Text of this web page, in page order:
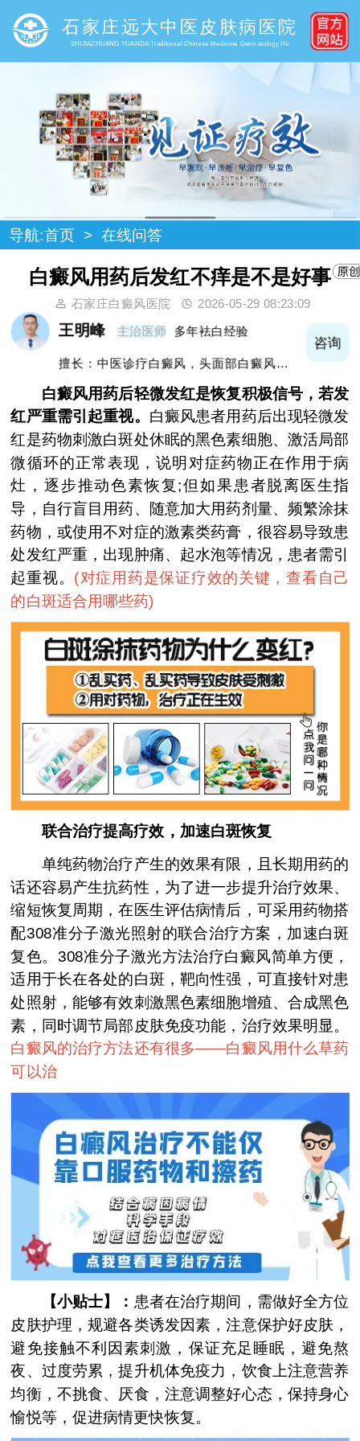
石家庄远大中医皮肤病医院
SHIJIAZHUANG YUANDA Traditional Chinese Medicine Dermatology Ho
导航:首页 > 在线问答
白癜风用药后发红不痒是不是好事
石家庄白癜风医院 2026-05-29 08:23:09
王明峰 主治医师 多年袪白经验
擅长：中医诊疗白癜风，头面部白癜风，青
咨询
白癜风用药后轻微发红是恢复积极信号，若发
红严重需引起重视。 白癜风患者用药后出现轻微发
红是药物刺激白斑处休眠的黑色素细胞、激活局部
微循环的正常表现，说明对症药物正在作用于病
灶，逐步推动色素恢复;但如果患者脱离医生指
导，自行盲目用药、随意加大用药剂量、频繁涂抹
药物，或使用不对症的激素类药膏，很容易导致患
处发红严重，出现肿痛、起水泡等情况，患者需引
起重视。 (对症用药是保证疗效的关键，查看自己
的白斑适合用哪些药)
联合治疗提高疗效，加速白斑恢复
单纯药物治疗产生的效果有限，且长期用药的
话还容易产生抗药性，为了进一步提升治疗效果、
缩短恢复周期，在医生评估病情后，可采用药物搭
配308准分子激光照射的联合治疗方案，加速白斑
复色。308准分子激光方法治疗白癜风简单方便，
适用于长在各处的白斑，靶向性强，可直接针对患
处照射，能够有效刺激黑色素细胞增殖、合成黑色
素，同时调节局部皮肤免疫功能，治疗效果明显。
白癜风的治疗方法还有很多——白癜风用什么草药
可以治
【小贴士】： 患者在治疗期间，需做好全方位
皮肤护理，规避各类诱发因素，注意保护好皮肤，
避免接触不利因素刺激，保证充足睡眠，避免熬
夜、过度劳累，提升机体免疫力，饮食上注意营养
均衡，不挑食、厌食，注意调整好心态，保持身心
愉悦等，促进病情更快恢复。